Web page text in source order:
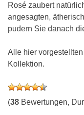
Rosé zaubert
angesagten,
pudern Sie danach
Alle hier
Kollektion.
(38 Bewertungen,